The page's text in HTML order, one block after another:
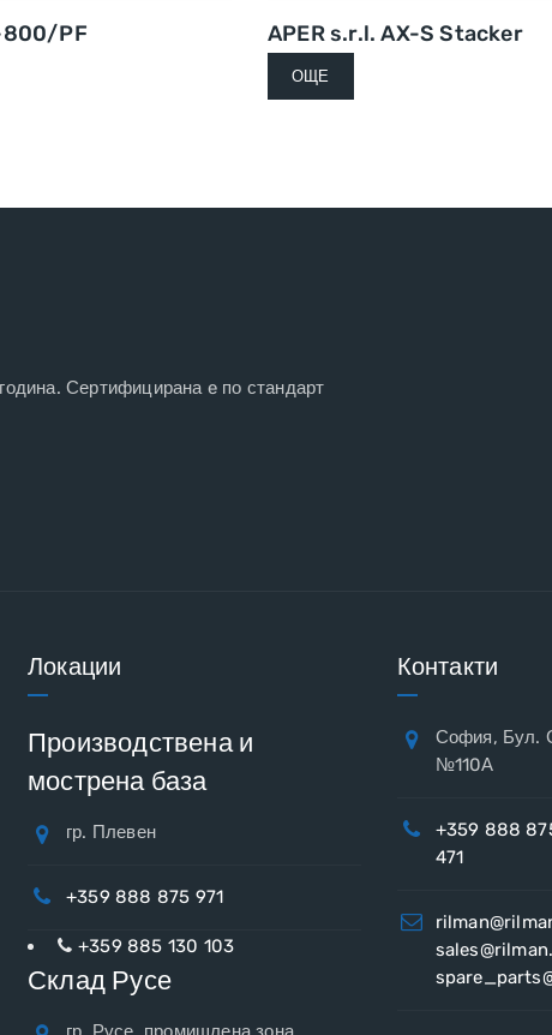
800/PF APER s.r.l. AX-S Stacker
ОЩЕ
Сертифицирана e по стандарт
Локации
Производствена и
мострена база
гр. Плевен
+359 888 875 971
+359 885 130 103
Склад Русе
Контакти
София, Бул.
№110А
+359 888
471